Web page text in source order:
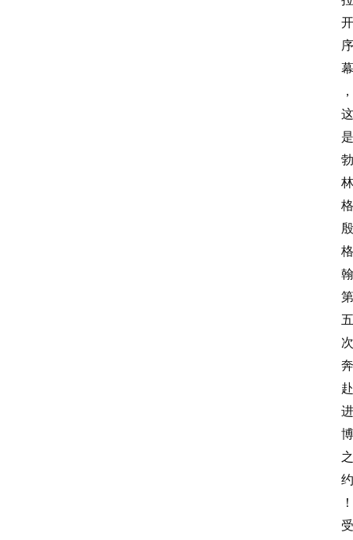
开
序
幕
，
这
是
勃
林
格
殷
格
翰
第
五
次
奔
赴
进
博
之
约
！
受